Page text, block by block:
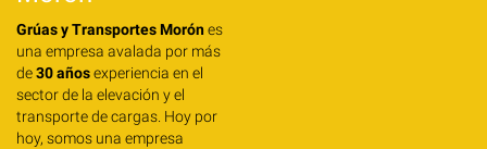
Grúas y Transportes Morónes
una empresa avalada por más
de30 añosexperiencia en el
sector de la elevación y el
transporte de cargas. Hoy por
hoy, somos una empresa